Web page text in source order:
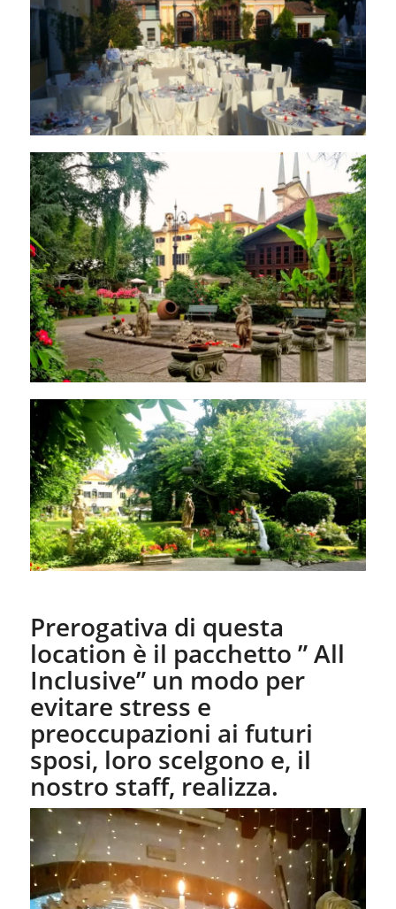
Prerogativa di questa
location è il pacchetto ” All
Inclusive” un modo per
evitare stress e
preoccupazioni ai futuri
sposi, loro scelgono e, il
nostro staff, realizza.